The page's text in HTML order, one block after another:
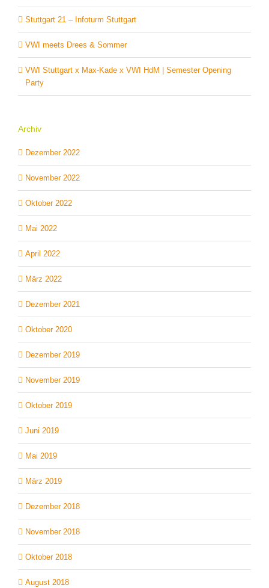
Stuttgart 21 – Infoturm Stuttgart
VWI meets Drees & Sommer
VWI Stuttgart x Max-Kade x VWI HdM | Semester Opening
Party
Archiv
Dezember 2022
November 2022
Oktober 2022
Mai 2022
April 2022
März 2022
Dezember 2021
Oktober 2020
Dezember 2019
November 2019
Oktober 2019
Juni 2019
Mai 2019
März 2019
Dezember 2018
November 2018
Oktober 2018
August 2018